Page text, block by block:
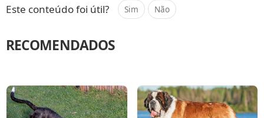
Este conteúdo foi útil? Sim Não
RECOMENDADOS